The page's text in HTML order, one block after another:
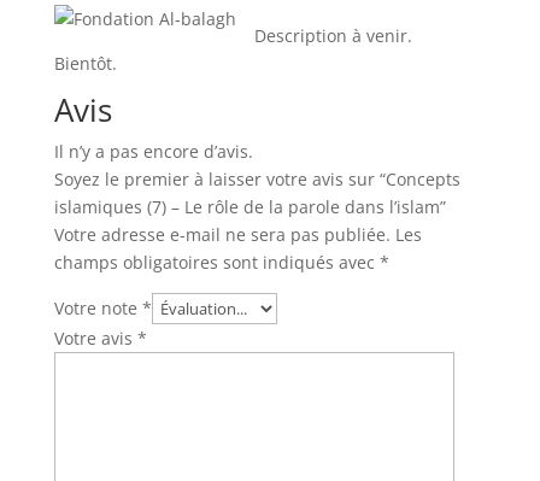
Description à venir.
Bientôt.
Avis
Il n’y a pas encore d’avis.
Soyez le premier à laisser votre avis sur “Concepts
islamiques (7) – Le rôle de la parole dans l’islam”
Votre adresse e-mail ne sera pas publiée. Les
champs obligatoires sont indiqués avec *
Votre note *
Votre avis *